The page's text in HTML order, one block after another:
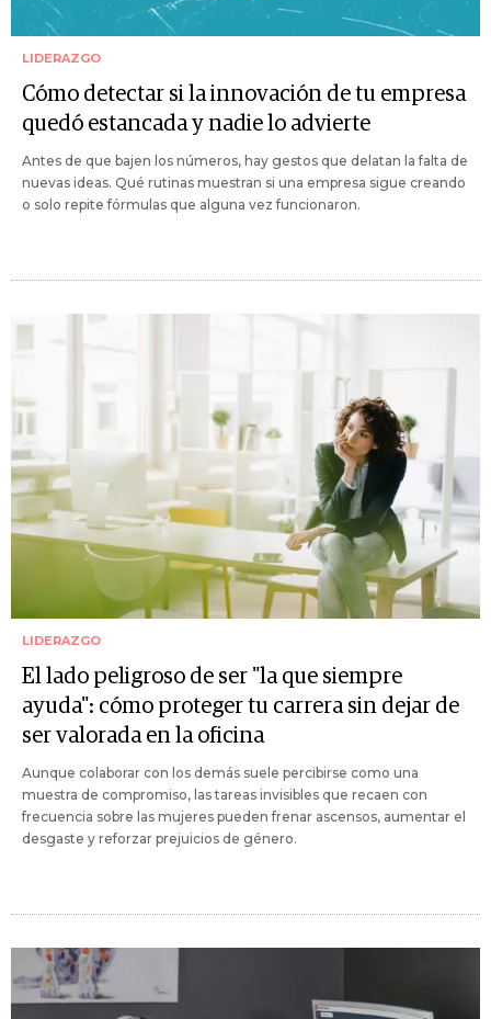
LIDERAZGO
Cómo detectar si la innovación de tu empresa
quedó estancada y nadie lo advierte
Antes de que bajen los números, hay gestos que delatan la falta de
nuevas ideas. Qué rutinas muestran si una empresa sigue creando
o solo repite fórmulas que alguna vez funcionaron.
LIDERAZGO
El lado peligroso de ser "la que siempre
ayuda": cómo proteger tu carrera sin dejar de
ser valorada en la oficina
Aunque colaborar con los demás suele percibirse como una
muestra de compromiso, las tareas invisibles que recaen con
frecuencia sobre las mujeres pueden frenar ascensos, aumentar el
desgaste y reforzar prejuicios de género.